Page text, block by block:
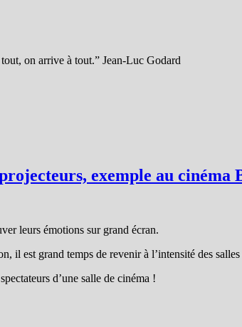
on arrive à tout.” Jean-Luc Godard
exemple au cinéma
leurs émotions sur grand écran.
il est grand temps de revenir à l’intensité des salles
d’une salle de cinéma !